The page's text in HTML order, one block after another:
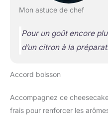
Mon astuce de chef
Pour un goût encore
d’un citron à la
Accord boisson
Accompagnez ce
frais pour renforcer les